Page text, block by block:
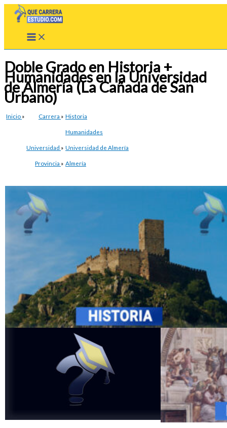
Doble Grado en Historia +
Humanidades en la Universidad
de Almería (La Cañada de San
Urbano)
Inicio » Carrera » Historia
Humanidades
Universidad » Universidad de Almería
Provincia » Almería